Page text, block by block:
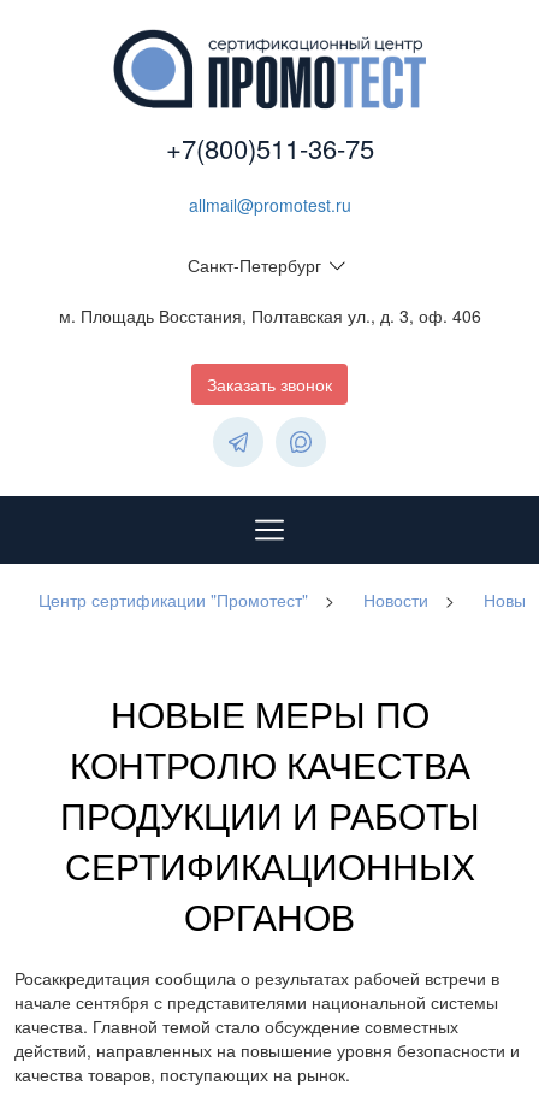
+7(800)511-36-75
allmail@promotest.ru
Санкт-Петербург
м. Площадь Восстания, Полтавская ул., д. 3, оф. 406
Заказать звонок
Центр сертификации "Промотест" > Новости > Новые
НОВЫЕ МЕРЫ ПО
КОНТРОЛЮ КАЧЕСТВА
ПРОДУКЦИИ И РАБОТЫ
СЕРТИФИКАЦИОННЫХ
ОРГАНОВ
Росаккредитация сообщила о результатах рабочей встречи в
начале сентября с представителями национальной системы
качества. Главной темой стало обсуждение совместных
действий, направленных на повышение уровня безопасности и
качества товаров, поступающих на рынок.